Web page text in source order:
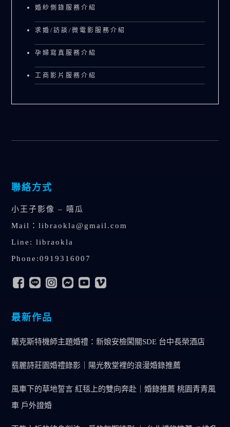
婚紗側錄服務介紹
求婚/訪談/微電影服務介紹
孕婦寫真服務介紹
工商影片服務介紹
聯絡方式
小王子影像 – 嘻瓜
Mail：libraokla@gmail.com
Line: libraokla
Phone:0919316007
最新作品
蘭克斯特機師主題婚禮：新娘安檢闖關SDE 台中長榮酒店
翡麗詩莊園婚禮錄影｜陽光教堂裡的浪漫婚錄推薦
風車下的草地誓言 紅毯上的雙向奔赴｜婚錄推薦 桃園青青風
車 戶外證婚